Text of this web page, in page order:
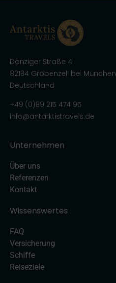
Danziger Straße 4
82194 Gröbenzell bei München
Deutschland
+49 (0)89 215 474 95
info@antarktistravels.de
Unternehmen
Über uns
Referenzen
Kontakt
Wissenswertes
FAQ
Versicherung
Schiffe
Reiseziele